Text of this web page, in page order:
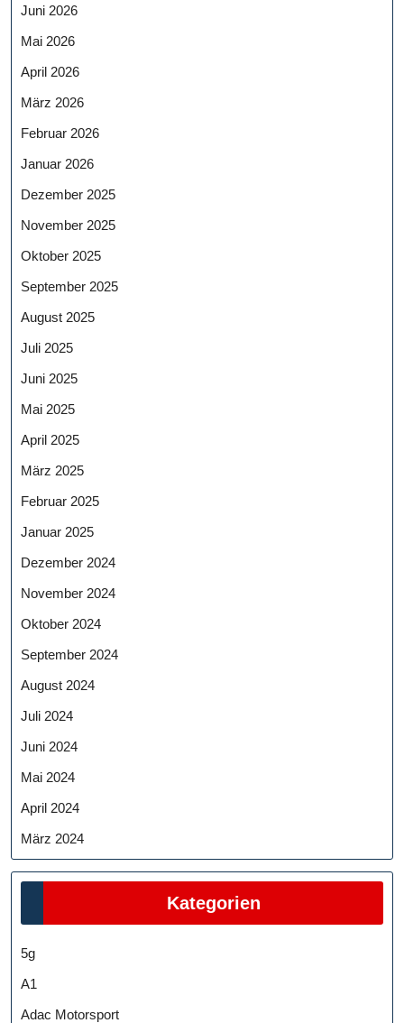
Juni 2026
Mai 2026
April 2026
März 2026
Februar 2026
Januar 2026
Dezember 2025
November 2025
Oktober 2025
September 2025
August 2025
Juli 2025
Juni 2025
Mai 2025
April 2025
März 2025
Februar 2025
Januar 2025
Dezember 2024
November 2024
Oktober 2024
September 2024
August 2024
Juli 2024
Juni 2024
Mai 2024
April 2024
März 2024
Kategorien
5g
A1
Adac Motorsport